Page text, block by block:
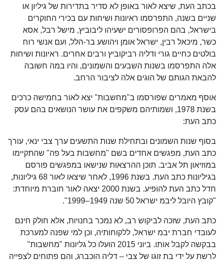
בכתב העת, שיצא לאור באופן לא סדיר בתדירות של גיליון או
שניים בשנה, התפרסמו ראיונות ושיחות עם בכירי החוקרים
בישראל, בהם הפרופסורים ישעיהו ליבוביץ, מישל רבל, אסא
כשר, מיכאל רבין, ישראל אומן ויהושע בר-הלל, ועם אנשי רוח
בולטים כחיים גורי ודליה רביקוביץ ורבים אחרים. ראיונות ושיחות
אלה התפרסמו בשנות השבעים והשמונים, והיו במה חשובה
להבאת הגותם של הוגים אלה לציבור הרחב.
אוסף מאמרים שפורסמו ב"מחשבות" יצא לאור בחמישה כרכים
בשנת 1978, ושמותיהם משקפים את עושר הנושאים בהם עסק
כתב העת:
בסוף שנות השמונים ובתחילת שנות התשעים ערך צבי ינאי, עורך
כתב העת, מפגשים אחדים בשם "מחשבות בעל פה" שהתקיימו
במוזיאון תל אביב. תוכן ההרצאות שנישאו במפגשים פורסם
בגיליונות כתב העת. בשנת 1996, לאחר שיצאו לאור 68 גיליונות,
חדל כתב העת להופיע. בשנת 2000 יצאה לאור חוברת מיוחדת:
"קובץ היובל ליבמ ישראל 50 שנה 1949–1999".
כתב העת, שזכה לביקוש רב, לא נמכר בחנויות, אלא חולק חינם
לעובדי חברת יבמ ישראל, ללקוחותיה, וכן למי שפנה למערכת
בבקשה לקבל אותו. ביוני 2015 הועלו כל גליונות "מחשבות"
לרשת על ידי בת זוגו של צבי – דליה הוכברג, והם פתוחים לצפייה